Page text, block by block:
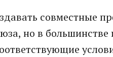
совместные
но в